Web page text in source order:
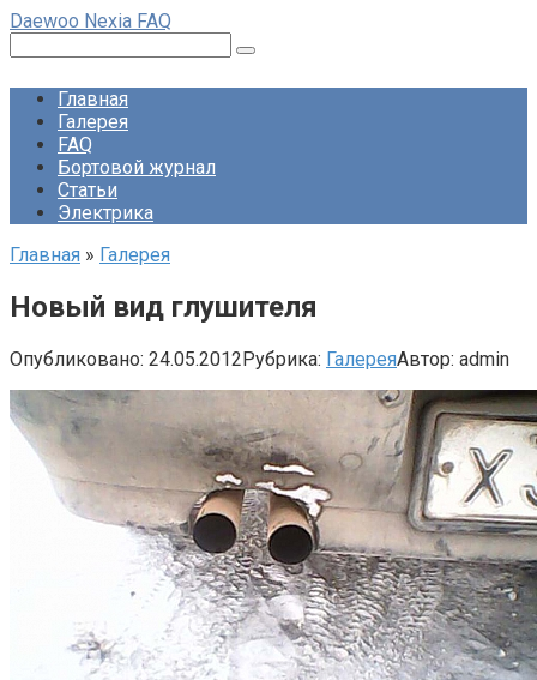
Перейти
контенту
Daewoo Nexia FAQ
Главная
Галерея
FAQ
Бортовой журнал
Статьи
Электрика
Главная » Галерея
Новый вид глушителя
Опубликовано: 24.05.2012Рубрика: ГалереяАвтор: admin